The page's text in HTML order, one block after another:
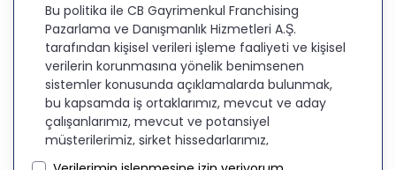
Bu politika ile CB Gayrimenkul Franchising
Pazarlama ve Danışmanlık Hizmetleri A.Ş.
tarafından kişisel verileri işleme faaliyeti ve kişisel
verilerin korunmasına yönelik benimsenen
sistemler konusunda açıklamalarda bulunmak,
bu kapsamda iş ortaklarımız, mevcut ve aday
çalışanlarımız, mevcut ve potansiyel
müşterilerimiz, şirket hissedarlarımız,